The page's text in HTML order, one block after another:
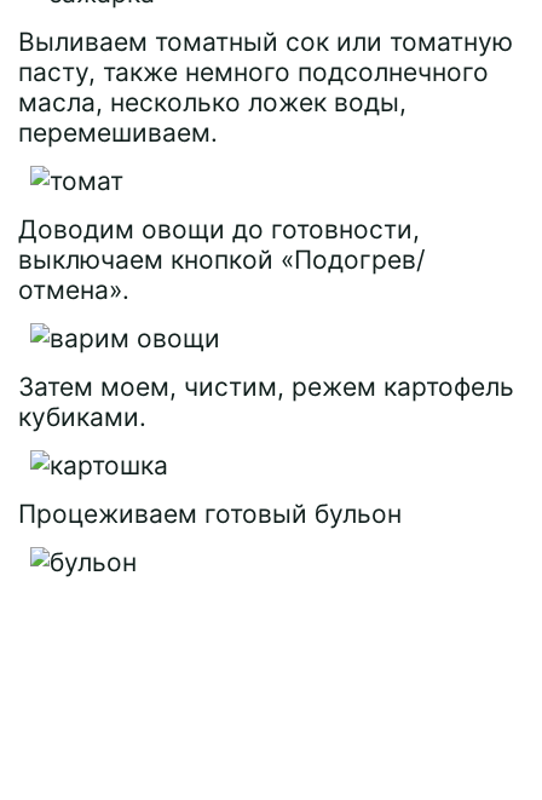
Выливаем томатный сок или томатную
пасту, также немного подсолнечного
масла, несколько ложек воды,
перемешиваем.
Доводим овощи до готовности,
выключаем кнопкой «Подогрев/
отмена».
Затем моем, чистим, режем картофель
кубиками.
Процеживаем готовый бульон